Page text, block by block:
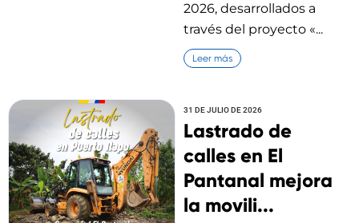
2026, desarrollados a
través del proyecto «...
Leer más
31 DE JULIO DE 2026
Lastrado de
calles en El
Pantanal mejora
la movili...